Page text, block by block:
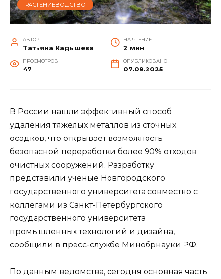
РАСТЕНИЕВОДСТВО
АВТОР
Татьяна Кадышева
НА ЧТЕНИЕ
2 мин
ПРОСМОТРОВ
47
ОПУБЛИКОВАНО
07.09.2025
В России нашли эффективный способ
удаления тяжелых металлов из сточных
осадков, что открывает возможность
безопасной переработки более 90% отходов
очистных сооружений. Разработку
представили ученые Новгородского
государственного университета совместно с
коллегами из Санкт-Петербургского
государственного университета
промышленных технологий и дизайна,
сообщили в пресс-службе Минобрнауки РФ.
По данным ведомства, сегодня основная часть